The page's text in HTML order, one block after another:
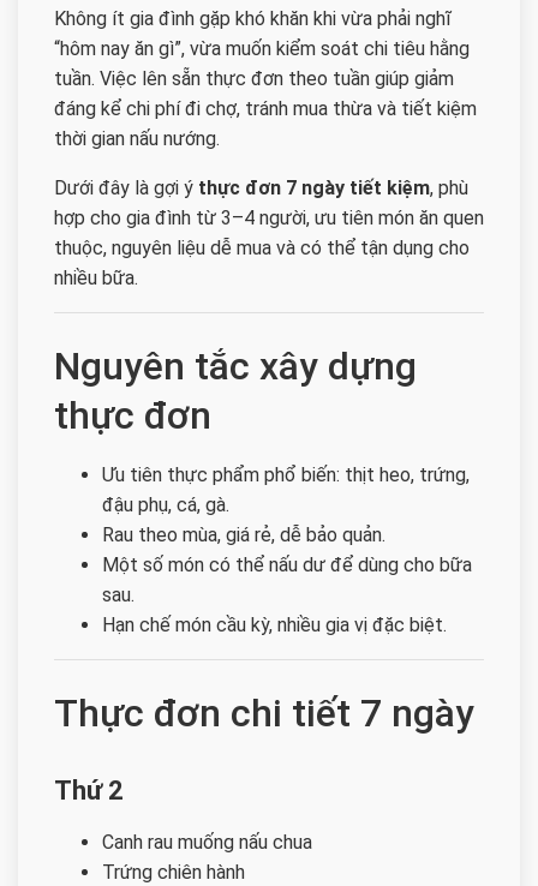
Không ít gia đình gặp khó khăn khi vừa phải nghĩ
“hôm nay ăn gì”, vừa muốn kiểm soát chi tiêu hằng
tuần. Việc lên sẵn thực đơn theo tuần giúp giảm
đáng kể chi phí đi chợ, tránh mua thừa và tiết kiệm
thời gian nấu nướng.
Dưới đây là gợi ý thực đơn 7 ngày tiết kiệm, phù
hợp cho gia đình từ 3–4 người, ưu tiên món ăn quen
thuộc, nguyên liệu dễ mua và có thể tận dụng cho
nhiều bữa.
Nguyên tắc xây dựng
thực đơn
Ưu tiên thực phẩm phổ biến: thịt heo, trứng,
đậu phụ, cá, gà.
Rau theo mùa, giá rẻ, dễ bảo quản.
Một số món có thể nấu dư để dùng cho bữa
sau.
Hạn chế món cầu kỳ, nhiều gia vị đặc biệt.
Thực đơn chi tiết 7 ngày
Thứ 2
Canh rau muống nấu chua
Trứng chiên hành